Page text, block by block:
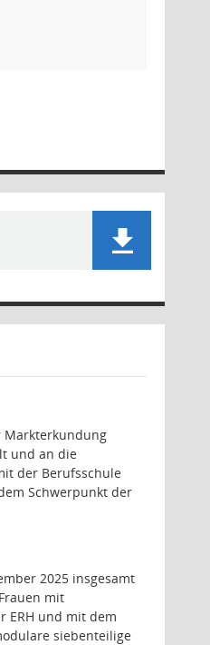
Markterkundung
und an die
der Berufsschule
Schwerpunkt der
2025 insgesamt
mit
ERH und mit dem
siebenteilige